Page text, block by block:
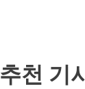
추천 기